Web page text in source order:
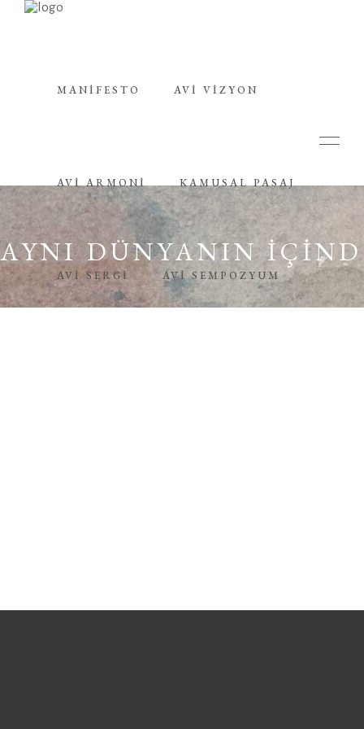
MANIFESTO AVI VIZYON
AVI ARMONI KAMUSAL PASAJ
AVİ SERGI AVİ SEMPOZYUM
AYNI DÜNYANIN